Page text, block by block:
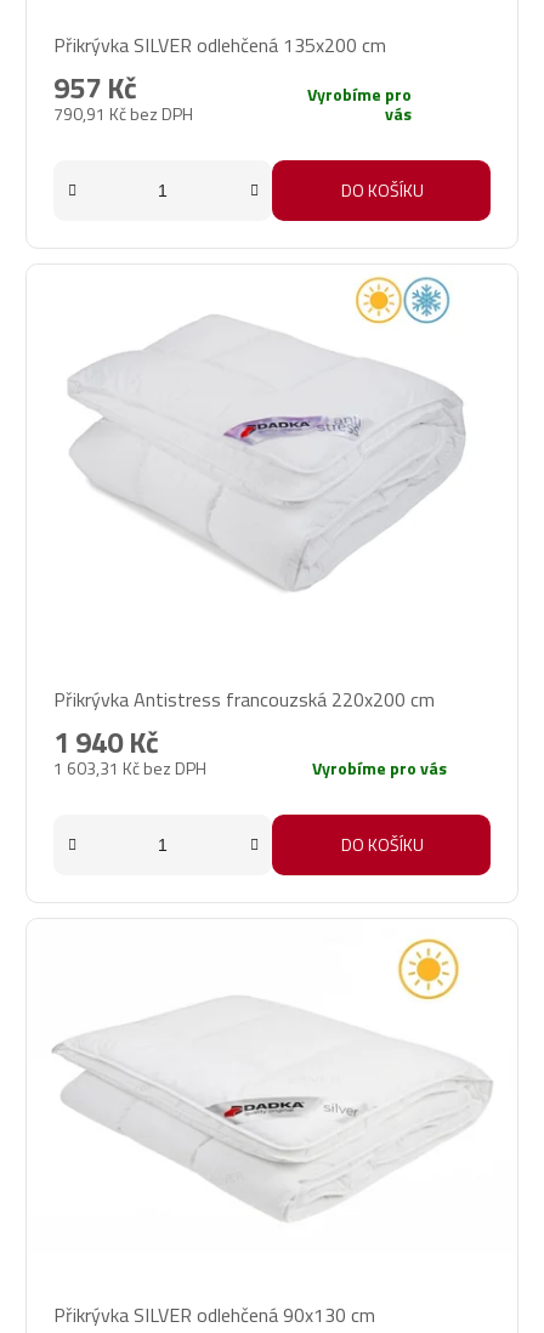
Přikrývka SILVER odlehčená 135x200 cm
790,91 Kč bez DPH
957 Kč Vyrobíme pro
vás
DO KOŠÍKU
hodnocení
produktu
je
Přikrývka Antistress francouzská 220x200 cm
1 603,31 Kč bez DPH
1 940 Kč
Vyrobíme pro vás
DO KOŠÍKU
Přikrývka SILVER odlehčená 90x130 cm